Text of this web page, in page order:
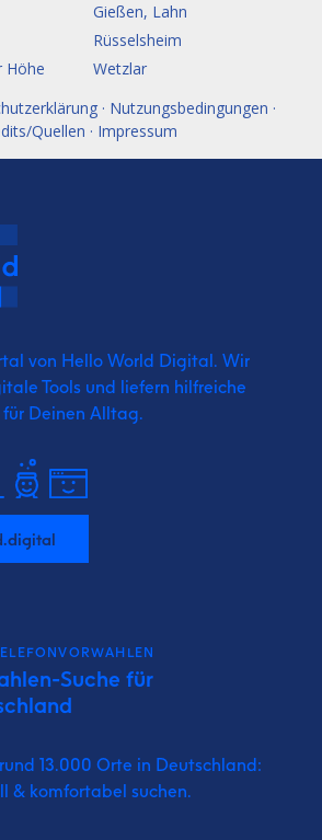
Gießen, Lahn
Rüsselsheim
Höhe
Wetzlar
· Nutzungsbedingungen ·
Quellen · Impressum
von Hello World Digital. Wir
Tools und liefern hilfreiche
Deinen Alltag.
Suche für
13.000 Orte in Deutschland:
& komfortabel suchen.